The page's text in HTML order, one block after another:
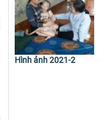
Hình ảnh 2021-2